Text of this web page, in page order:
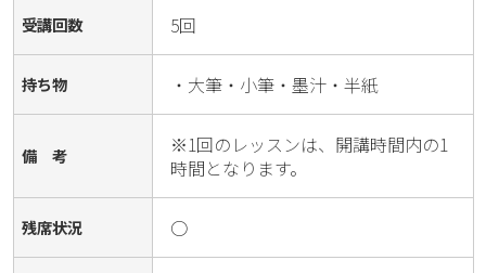
受講回数 5回
持ち物 ・大筆・小筆・墨汁・半紙
備 考
※1回のレッスンは、開講時間内の1
時間となります。
残席状況 ○